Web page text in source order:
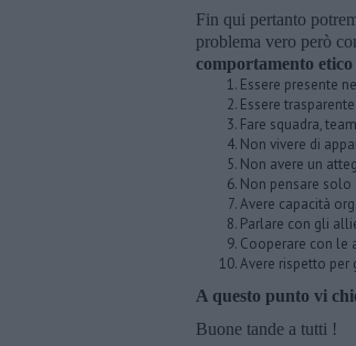
Fin qui pertanto
problema vero però
comportamento
Essere presente
Essere
Fare squadra,
Non vivere di
Non avere un
Non pensare solo
Avere capacità
Parlare con gli
Cooperare con le
Avere rispetto
A questo punto vi
Buone tande a tutti !